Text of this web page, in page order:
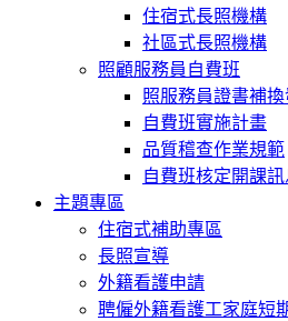
住宿式長照機構
社區式長照機構
照顧服務員自費班
照服務員證書補換
自費班實施計畫
品質稽查作業規範
自費班核定開課訊
主題專區
住宿式補助專區
長照宣導
外籍看護申請
聘僱外籍看護工家庭短